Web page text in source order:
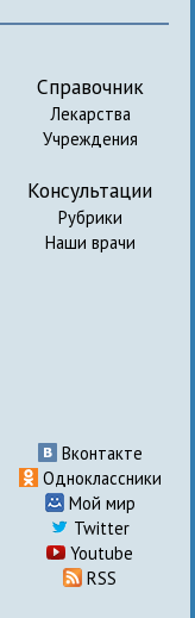
Справочник
Лекарства
Учреждения
Консультации
Рубрики
Наши врачи
Вконтакте
Одноклассники
Мой мир
Twitter
Youtube
RSS